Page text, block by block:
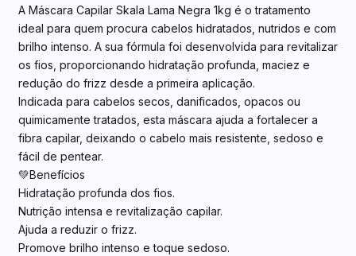
A Máscara Capilar Skala Lama Negra 1kg é o tratamento
ideal para quem procura cabelos hidratados, nutridos e com
brilho intenso. A sua fórmula foi desenvolvida para revitalizar
os fios, proporcionando hidratação profunda, maciez e
redução do frizz desde a primeira aplicação.
Indicada para cabelos secos, danificados, opacos ou
quimicamente tratados, esta máscara ajuda a fortalecer a
fibra capilar, deixando o cabelo mais resistente, sedoso e
fácil de pentear.
💚Benefícios
Hidratação profunda dos fios.
Nutrição intensa e revitalização capilar.
Ajuda a reduzir o frizz.
Promove brilho intenso e toque sedoso.